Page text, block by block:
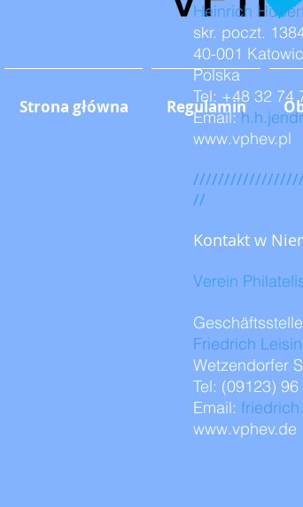
Strona główna Regulamin
Heinrich
skr. poczt.
40-001
Polska
Tel: +48 32 74
Email:
www.vphev.pl
//
Kontakt w
Verein
Geschäftsstelle
Friedrich
Wetzendorfer
Tel: (09123)
Email:
www.vphev.de